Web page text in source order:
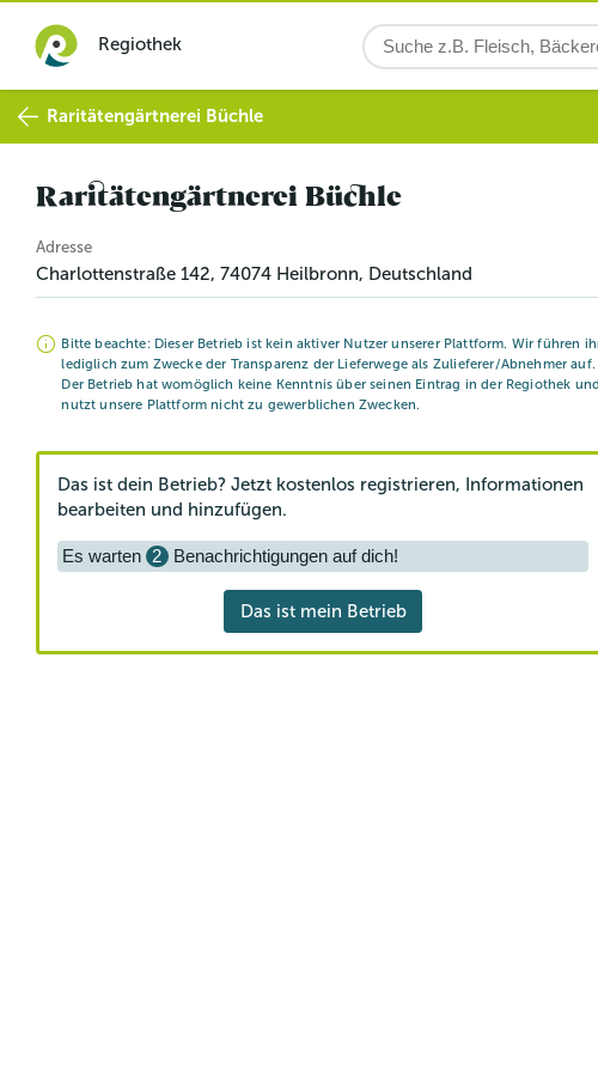
Regiothek
Raritätengärtnerei Büchle
Raritätengärtnerei Büchle
Adresse
Charlottenstraße 142, 74074 Heilbronn, Deutschland
Bitte beachte: Dieser Betrieb ist kein aktiver Nutzer unserer Plattform. Wir führen
lediglich zum Zwecke der Transparenz der Lieferwege als Zulieferer/Abnehmer auf.
Der Betrieb hat womöglich keine Kenntnis über seinen Eintrag in der Regiothek und
nutzt unsere Plattform nicht zu gewerblichen Zwecken.
Das ist dein Betrieb? Jetzt kostenlos registrieren, Informationen
bearbeiten und hinzufügen.
Es warten 2 Benachrichtigungen auf dich!
Das ist mein Betrieb